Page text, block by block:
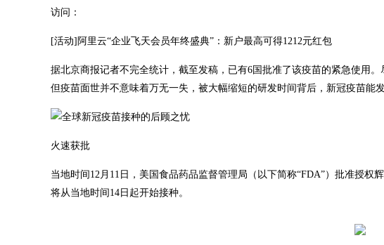
访问：
[活动]阿里云“企业飞天会员年终盛典”：新户最高可得1212元红包
据北京商报记者不完全统计，截至发稿，已有6国批准了该疫苗的紧急使用
但疫苗面世并不意味着万无一失，被大幅缩短的研发时间背后，新冠疫苗能
火速获批
当地时间12月11日，美国食品药品监督管理局（以下简称“FDA”）批准授权
将从当地时间14日起开始接种。